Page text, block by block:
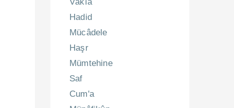
Hadid
Mücâdele
Haşr
Mümtehine
Saf
Cum'a